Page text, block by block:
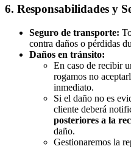
6. Responsabilidades y
Seguro de transporte:
contra daños o pérdidas
Daños en tránsito:
En caso de recibir
rogamos no
inmediato.
Si el daño no es
cliente deberá
posteriores a la
daño.
Gestionaremos la